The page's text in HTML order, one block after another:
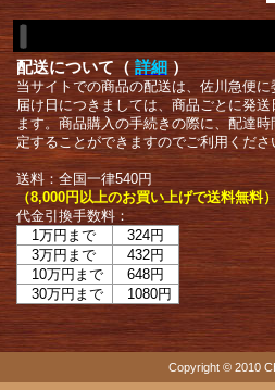
配送について（ 詳細 ）
当サイトでの商品の配送は、佐川急便
届け日につきましては、商品ごとに発
ます。商品購入の手続きの際に、配達
定することができますのでご利用くださ
送料：全国一律540円
（8,000円以上のお買い上げで送料無料
代金引換手数料：
1万円まで
324円
3万円まで
432円
10万円まで
648円
30万円まで
1080円
Copyright © 2010